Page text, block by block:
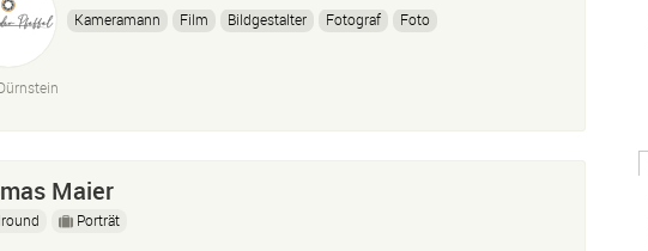
Kameramann Film Bildgestalter Fotograf Foto
Maier
Porträt